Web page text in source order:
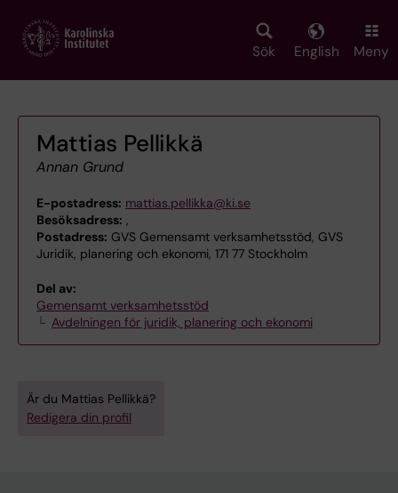
main
Sök English Meny
Mattias Pellikkä
Annan Grund
E-postadress: mattias.pellikka@ki.se
Besöksadress: ,
Postadress: GVS Gemensamt verksamhetsstöd, GVS
Juridik, planering och ekonomi, 171 77 Stockholm
Del av:
Gemensamt verksamhetsstöd
Avdelningen för juridik, planering och ekonomi
Är du Mattias Pellikkä?
Redigera din profil